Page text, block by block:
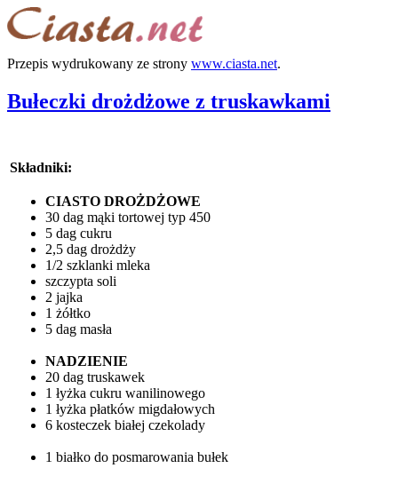
Przepis wydrukowany ze strony www.ciasta.net.
Bułeczki drożdżowe z truskawkami
Składniki:
CIASTO DROŻDŻOWE
30 dag mąki tortowej typ 450
5 dag cukru
2,5 dag drożdży
1/2 szklanki mleka
szczypta soli
2 jajka
1 żółtko
5 dag masła
NADZIENIE
20 dag truskawek
1 łyżka cukru wanilinowego
1 łyżka płatków migdałowych
6 kosteczek białej czekolady
1 białko do posmarowania bułek